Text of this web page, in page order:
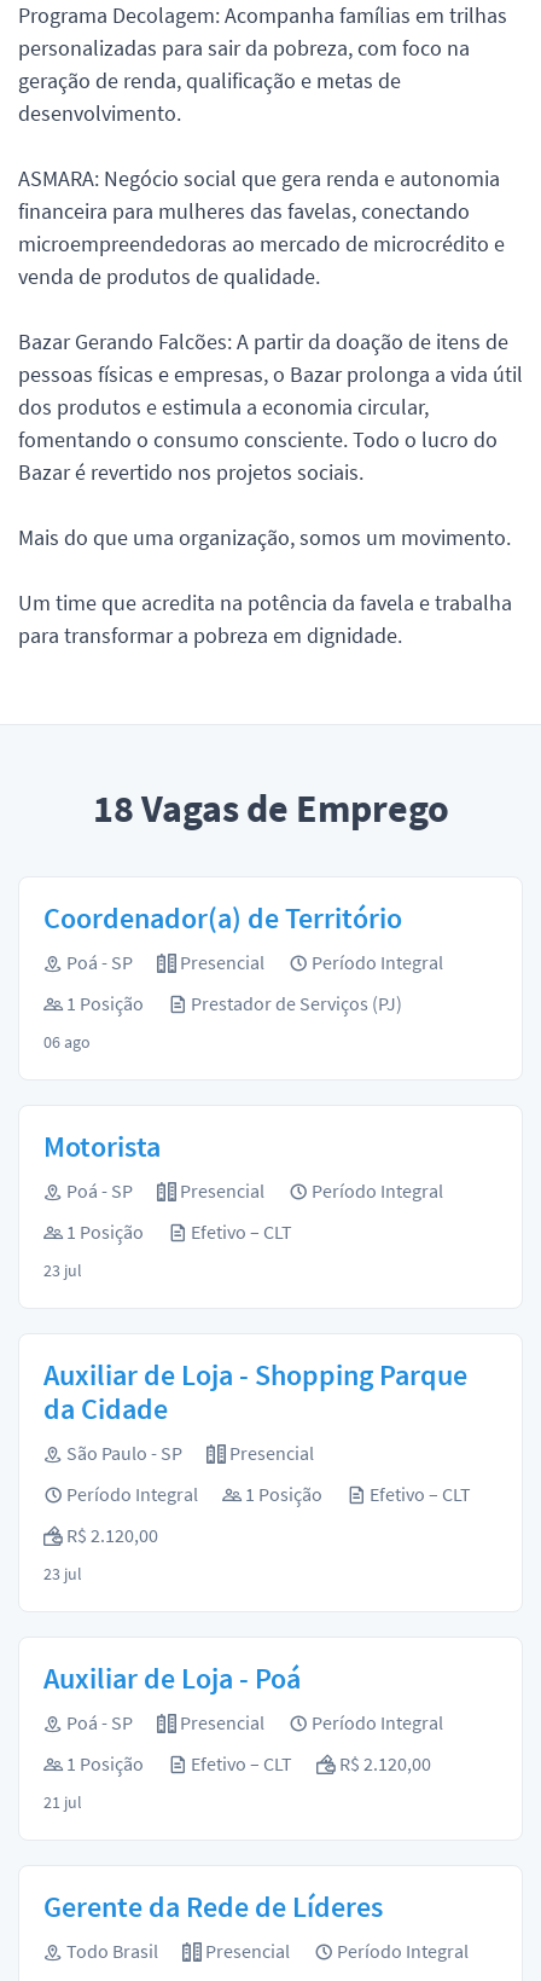
Programa Decolagem: Acompanha famílias em trilhas
personalizadas para sair da pobreza, com foco na
geração de renda, qualificação e metas de
desenvolvimento.
ASMARA: Negócio social que gera renda e autonomia
financeira para mulheres das favelas, conectando
microempreendedoras ao mercado de microcrédito e
venda de produtos de qualidade.
Bazar Gerando Falcões: A partir da doação de itens de
pessoas físicas e empresas, o Bazar prolonga a vida útil
dos produtos e estimula a economia circular,
fomentando o consumo consciente. Todo o lucro do
Bazar é revertido nos projetos sociais.
Mais do que uma organização, somos um movimento.
Um time que acredita na potência da favela e trabalha
para transformar a pobreza em dignidade.
18Vagas de Emprego
Coordenador(a) de Território
Poá - SP Presencial
Período Integral
1 Posição
Prestador de Serviços (PJ)
06 ago
Motorista
Poá - SP Presencial
Período Integral
1 Posição
Efetivo – CLT
23 jul
Auxiliar de Loja - Shopping Parque
da Cidade
São Paulo - SP
Presencial
Período Integral
1 Posição
Efetivo – CLT
R$ 2.120,00
23 jul
Auxiliar de Loja - Poá
Poá - SP Presencial
Período Integral
1 Posição
Efetivo – CLT R$ 2.120,00
21 jul
Gerente da Rede de Líderes
Todo Brasil Presencial
Período Integral